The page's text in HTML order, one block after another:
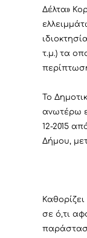
Δέλτα»
τ.μ.) τα
Το
ανωτέρω
12-2015
Δήμου,
σε ό,τι